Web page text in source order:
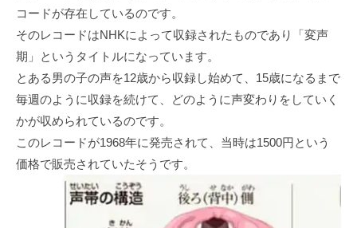
コードが存在しているのです。
そのレコードはNHKによって収録されたものであり「変声
期」というタイトルになっています。
とある男の子の声を12歳から収録し始めて、15歳になるまで
毎週のように収録を続けて、どのように声変わりをしていく
かが収められているのです。
このレコードが1968年に発売されて、当時は1500円という
価格で販売されていたそうです。